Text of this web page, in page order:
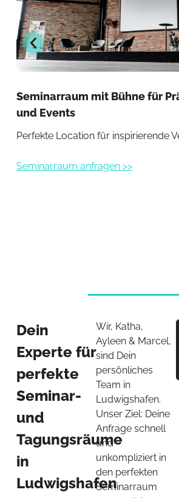
Seminarraum mit Bühne für
und Events
Perfekte Location für inspirierende
Seminarraum anfragen >>
Dein
Experte für
perfekte
Seminar-
und
Tagungsräume
in
Ludwigshafen
Wir, Katha,
Ayleen & Marcel,
sind Dein
persönliches
Team in
Ludwigshafen.
Unser Ziel: Deine
Anfrage schnell
und
unkompliziert in
den perfekten
Seminarraum